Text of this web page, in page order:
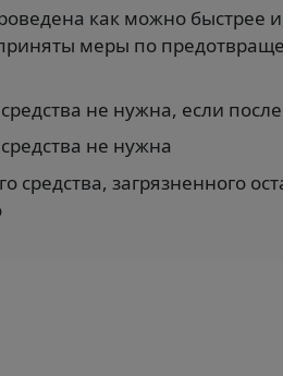
как можно быстрее
меры по
не нужна, если
не нужна
средства, загрязненного